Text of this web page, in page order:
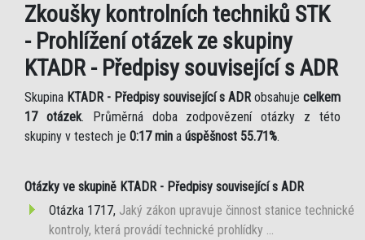
Zkoušky kontrolních techniků STK
- Prohlížení otázek ze skupiny
KTADR - Předpisy související s ADR
Skupina KTADR - Předpisy související s ADRobsahuje celkem
17 otázek. Průměrná doba zodpovězení otázky z této
skupiny v testech je 0:17 min a úspěšnost 55.71%.
Otázky ve skupině KTADR - Předpisy související s ADR
Otázka 1717, Jaký zákon upravuje činnost stanice technické
kontroly, která provádí technické prohlídky ...